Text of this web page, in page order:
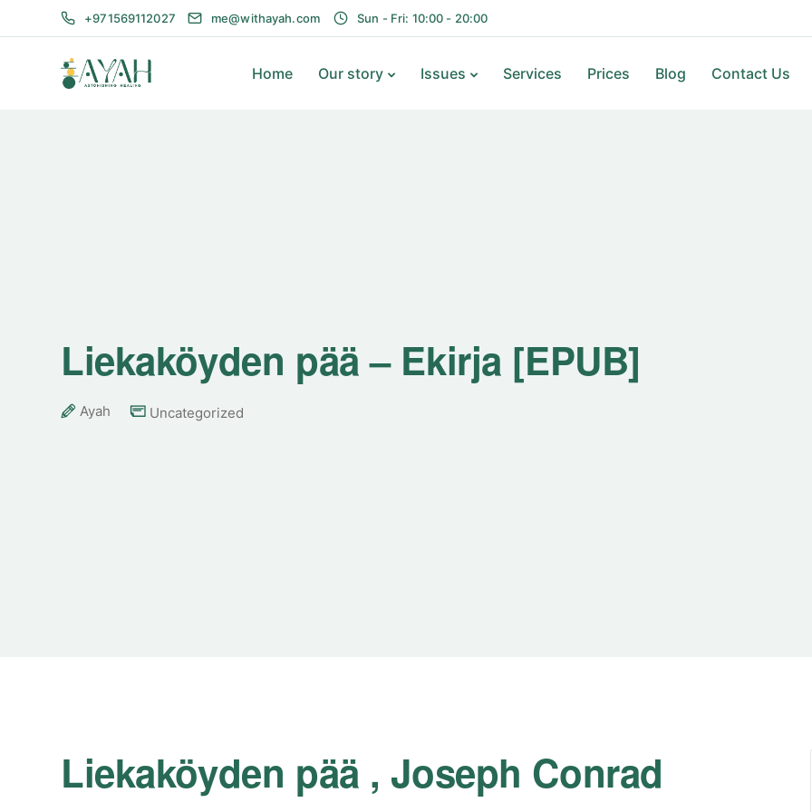
+971569112027 me@withayah.com Sun - Fri: 10:00 - 20:00
Home Our story Issues Services Prices Blog Contact Us
Liekaköyden pää – Ekirja [EPUB]
Ayah Uncategorized
Liekaköyden pää , Joseph Conrad